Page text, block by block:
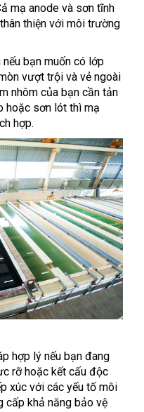
mạ anode và sơn tĩnh
thiện với môi trường
bạn muốn có lớp
vượt trội và vẻ ngoài
nhôm của bạn cần tản
hoặc sơn lót thì mạ
hợp.
hợp lý nếu bạn đang
rỡ hoặc kết cấu độc
xúc với các yếu tố môi
cấp khả năng bảo vệ